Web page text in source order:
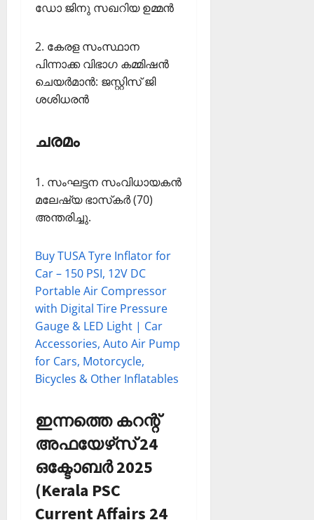
ഡോ ജിനു സഖറിയ ഉമ്മന്‍
2. കേരള സംസ്ഥാന
പിന്നാക്ക വിഭാഗ കമ്മിഷന്‍
ചെയര്‍മാന്‍: ജസ്റ്റിസ് ജി
ശശിധരന്‍
ചരമം
1. സംഘട്ടന സംവിധായകന്‍
മലേഷ്യ ഭാസ്‌കര്‍ (70)
അന്തരിച്ചു.
Buy TUSA Tyre Inflator for
Car – 150 PSI, 12V DC
Portable Air Compressor
with Digital Tire Pressure
Gauge & LED Light | Car
Accessories, Auto Air Pump
for Cars, Motorcycle,
Bicycles & Other Inflatables
ഇന്നത്തെ കറന്റ്
അഫയേഴ്‌സ് 24
ഒക്ടോബര്‍ 2025
(Kerala PSC
Current Affairs 24